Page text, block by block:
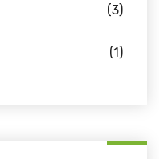
(3)
(1)